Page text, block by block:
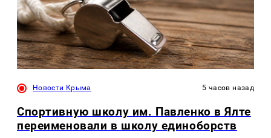
Новости Крыма 5 часов назад
Спортивную школу им. Павленко в Ялте
переименовали в школу единоборств